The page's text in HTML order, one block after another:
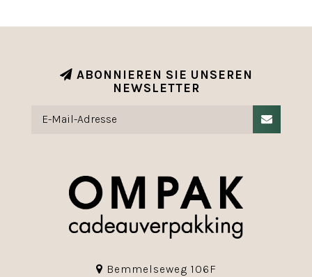
ABONNIEREN SIE UNSEREN
NEWSLETTER
Bemmelseweg 106F